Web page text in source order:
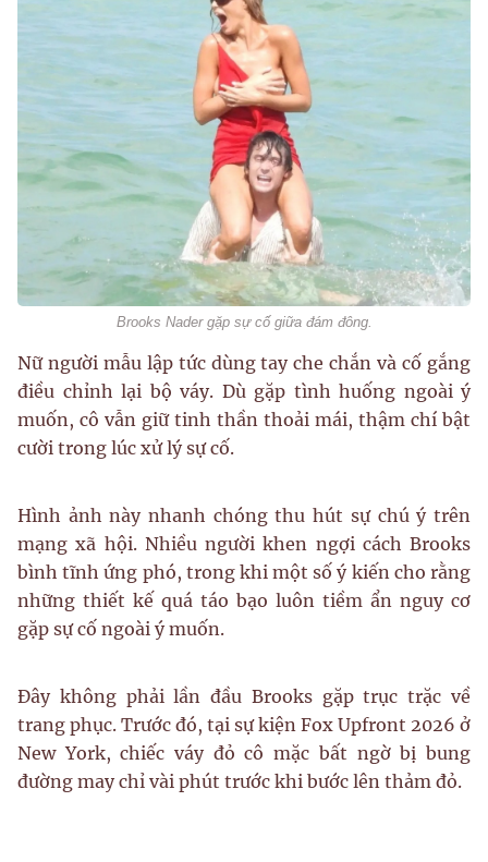
Brooks Nader gặp sự cố giữa đám đông.
Nữ người mẫu lập tức dùng tay che chắn và cố gắng
điều chỉnh lại bộ váy. Dù gặp tình huống ngoài ý
muốn, cô vẫn giữ tinh thần thoải mái, thậm chí bật
cười trong lúc xử lý sự cố.
Hình ảnh này nhanh chóng thu hút sự chú ý trên
mạng xã hội. Nhiều người khen ngợi cách Brooks
bình tĩnh ứng phó, trong khi một số ý kiến cho rằng
những thiết kế quá táo bạo luôn tiềm ẩn nguy cơ
gặp sự cố ngoài ý muốn.
Đây không phải lần đầu Brooks gặp trục trặc về
trang phục. Trước đó, tại sự kiện Fox Upfront 2026 ở
New York, chiếc váy đỏ cô mặc bất ngờ bị bung
đường may chỉ vài phút trước khi bước lên thảm đỏ.